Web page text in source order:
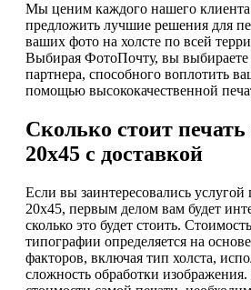
Мы ценим каждого нашего
предложить лучшие решения для
ваших фото на холсте по всей
Выбирая ФотоПочту, вы выбираете
партнера, способного воплотить
помощью высококачественной
Сколько стоит печать
20х45 с доставкой
Если вы заинтересовались услугой
20х45, первым делом вам будет
сколько это будет стоить.
типографии определяется на
факторов, включая тип холста,
сложность обработки